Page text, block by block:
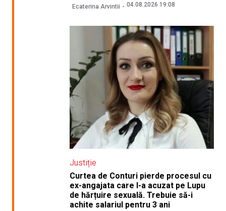
Ecaterina Arvintii 04.08.2026 19:08
Justiție
Curtea de Conturi pierde procesul cu
ex-angajata care l-a acuzat pe Lupu
de hărțuire sexuală. Trebuie să-i
achite salariul pentru 3 ani